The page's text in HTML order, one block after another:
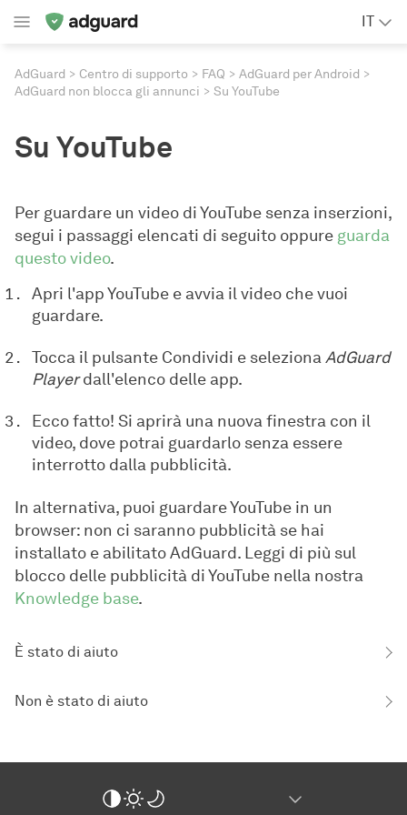
IT
AdGuard Centro di supporto FAQ
AdGuard per Android
AdGuard non blocca gli annunci
Su YouTube
Su YouTube
Per guardare un video di YouTube senza inserzioni,
segui i passaggi elencati di seguito oppure guarda
questo video.
Apri l'app YouTube e avvia il video che vuoi
guardare.
Tocca il pulsante Condividi e seleziona AdGuard
Playerdall'elenco delle app.
Ecco fatto! Si aprirà una nuova finestra con il
video, dove potrai guardarlo senza essere
interrotto dalla pubblicità.
In alternativa, puoi guardare YouTube in un
browser: non ci saranno pubblicità se hai
installato e abilitato AdGuard. Leggi di più sul
blocco delle pubblicità di YouTube nella nostra
Knowledge base.
È stato di aiuto
Non è stato di aiuto